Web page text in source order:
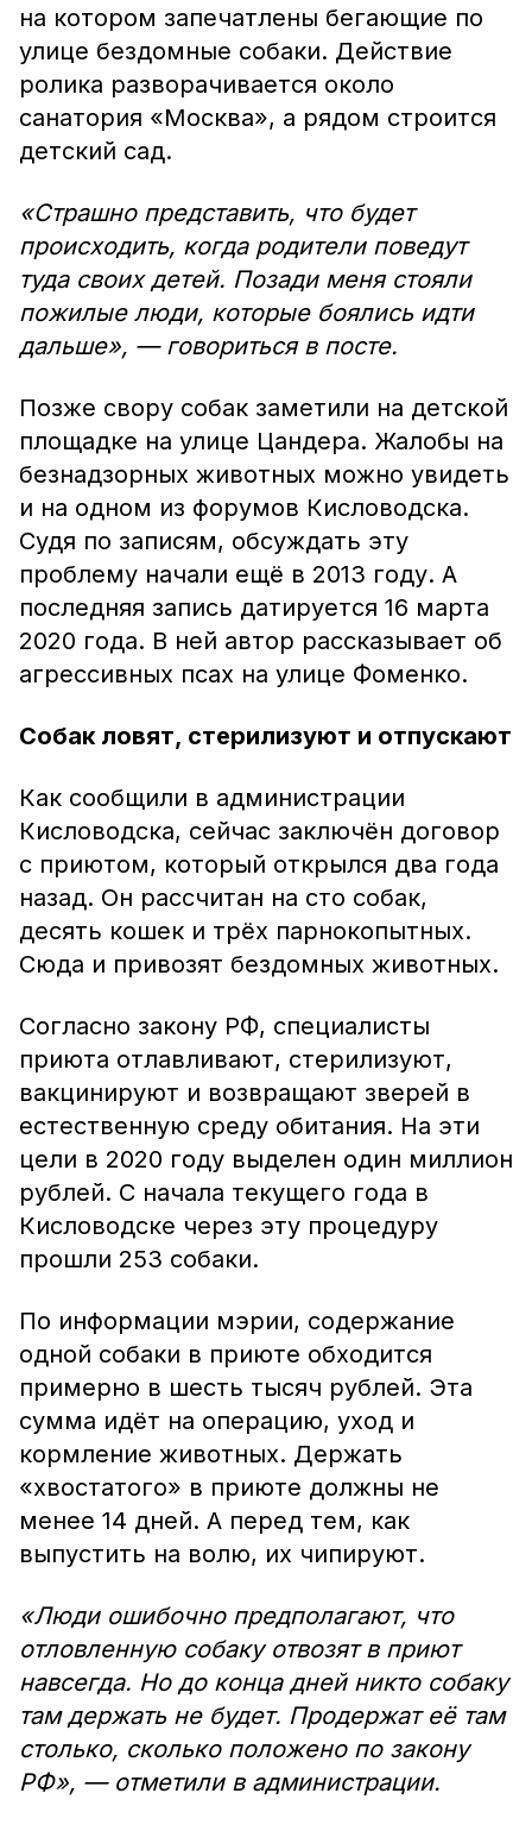
на котором запечатлены бегающие по
улице бездомные собаки. Действие
ролика разворачивается около
санатория «Москва», а рядом строится
детский сад.
«Страшно представить, что будет
происходить, когда родители поведут
туда своих детей. Позади меня стояли
пожилые люди, которые боялись идти
дальше», — говориться в посте.
Позже свору собак заметили на детской
площадке на улице Цандера. Жалобы на
безнадзорных животных можно увидеть
и на одном из форумов Кисловодска.
Судя по записям, обсуждать эту
проблему начали ещё в 2013 году. А
последняя запись датируется 16 марта
2020 года. В ней автор рассказывает об
агрессивных псах на улице Фоменко.
Собак ловят, стерилизуют и отпускают
Как сообщили в администрации
Кисловодска, сейчас заключён договор
с приютом, который открылся два года
назад. Он рассчитан на сто собак,
десять кошек и трёх парнокопытных.
Сюда и привозят бездомных животных.
Согласно закону РФ, специалисты
приюта отлавливают, стерилизуют,
вакцинируют и возвращают зверей в
естественную среду обитания. На эти
цели в 2020 году выделен один миллион
рублей. С начала текущего года в
Кисловодске через эту процедуру
прошли 253 собаки.
По информации мэрии, содержание
одной собаки в приюте обходится
примерно в шесть тысяч рублей. Эта
сумма идёт на операцию, уход и
кормление животных. Держать
«хвостатого» в приюте должны не
менее 14 дней. А перед тем, как
выпустить на волю, их чипируют.
«Люди ошибочно предполагают, что
отловленную собаку отвозят в приют
навсегда. Но до конца дней никто собаку
там держать не будет. Продержат её там
столько, сколько положено по закону
РФ», — отметили в администрации.